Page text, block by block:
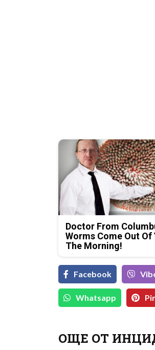
Doctor From
Worms Come Out Of
The Morning!
Facebook
Whatsapp
ОЩЕ ОТ